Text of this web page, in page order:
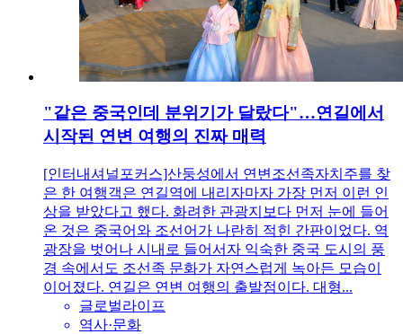
"같은 중국인데 분위기가 달랐다"…연길에서
시작된 연변 여행의 진짜 매력
[인터내셔널포커스]산둥성에서 연변조선족자치주를 찾
은 한 여행객은 연길역에 내리자마자 가장 먼저 이런 인
상을 받았다고 했다. 화려한 관광지보다 먼저 눈에 들어
온 것은 중국어와 조선어가 나란히 적힌 간판이었다. 역
광장을 벗어나 시내로 들어서자 익숙한 중국 도시의 풍
경 속에서도 조선족 문화가 자연스럽게 녹아든 모습이
이어졌다. 연길은 연변 여행의 출발점이다. 대형...
글로벌라이프
역사·문화